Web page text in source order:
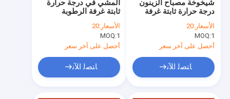
المشي في درجة حرارة
ثابتة غرفة الرطوبة
الانفجار
الأسعار:20
MOQ:1
أحصل على آخر سعر
ﺎﺘﺼﻟ ﺍﻶﻧ
شيخوخة مصباح الزينون
درجة حرارة ثابتة غرفة
رطوبة 340 نانومتر
الأسعار:20
MOQ:1
أحصل على آخر سعر
ﺎﺘﺼﻟ ﺍﻶﻧ